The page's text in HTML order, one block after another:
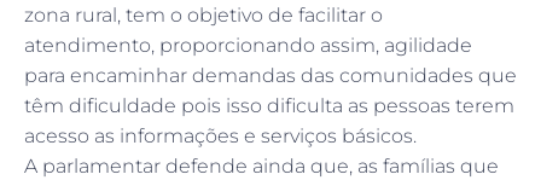
zona rural, tem o objetivo de facilitar o
atendimento, proporcionando assim, agilidade
para encaminhar demandas das comunidades que
têm dificuldade pois isso dificulta as pessoas terem
acesso as informações e serviços básicos.
A parlamentar defende ainda que, as famílias que